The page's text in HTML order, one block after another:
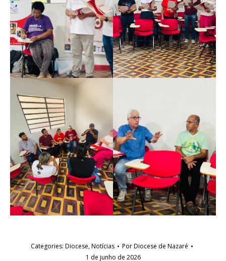
Categories: Diocese,Notícias PorDiocese de Nazaré
1 de junho de 2026